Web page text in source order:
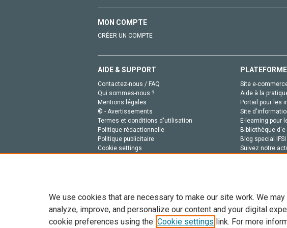
MON COMPTE
CRÉER UN COMPTE
AIDE & SUPPORT
Contactez-nous / FAQ
Qui sommes-nous ?
Mentions légales
© - Avertissements
Termes et conditions d'utilisation
Politique rédactionnelle
Politique publicitaire
Cookie settings
Site e-
Aide à la
Portail pour les
Site
E-learning pour
Bibliothèque
Blog special IFSI
Suivez notre
Tout le contenu de ce site: Copyright © 2026 Elsevier, ses
We use cookies that are necessary to make our site work. We
analyze, improve, and personalize our content and your digital
cookie preferences using the Cookie settings link. For more